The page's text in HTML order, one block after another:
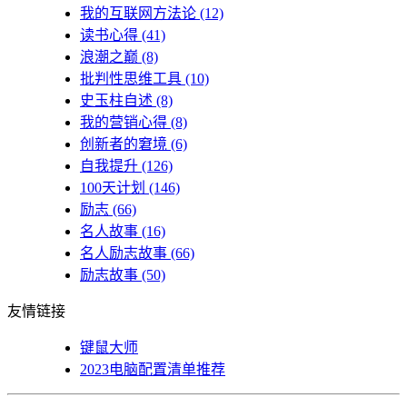
我的互联网方法论 (12)
读书心得 (41)
浪潮之巅 (8)
批判性思维工具 (10)
史玉柱自述 (8)
我的营销心得 (8)
创新者的窘境 (6)
自我提升 (126)
100天计划 (146)
励志 (66)
名人故事 (16)
名人励志故事 (66)
励志故事 (50)
友情链接
键鼠大师
2023电脑配置清单推荐